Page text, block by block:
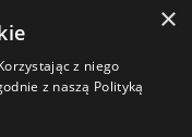
×
z niego
z naszą Polityką